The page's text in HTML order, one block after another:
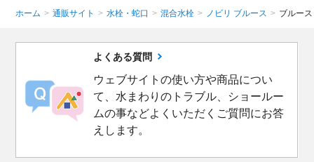
ホーム > 通販サイト > 水栓・蛇口 > 混合水栓 > ノビリ ブルース > ブルー
よくある質問
ウェブサイトの使い方や商品につい
て、水まわりのトラブル、ショールー
ムの事などよくいただくご質問にお答
えします。